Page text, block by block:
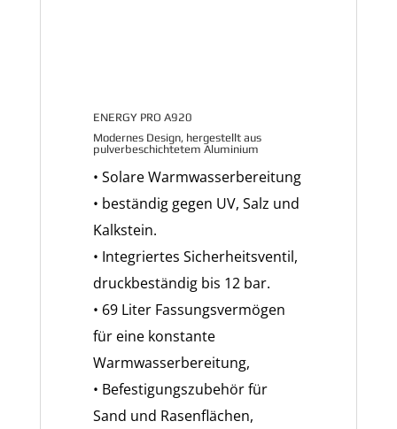
ENERGY PRO A920
Modernes Design, hergestellt aus
pulverbeschichtetem Aluminium
• Solare Warmwasserbereitung
• beständig gegen UV, Salz und
Kalkstein.
• Integriertes Sicherheitsventil,
druckbeständig bis 12 bar.
• 69 Liter Fassungsvermögen
für eine konstante
Warmwasserbereitung,
• Befestigungszubehör für
Sand­ und Rasenflächen,